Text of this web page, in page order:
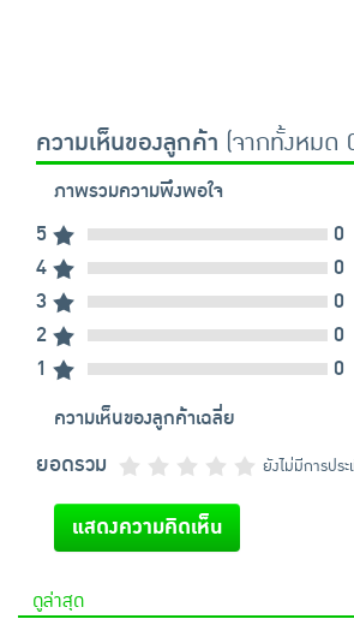
ความเห็นของลูกค้า (จากทั้งหมด
ภาพรวมความพึงพอใจ
5
0
4
0
3
0
2
0
1
0
ความเห็นของลูกค้าเฉลี่ย
ยอดรวม ยังไม่มีการประ
แสดงความคิดเห็น
ดูล่าสุด